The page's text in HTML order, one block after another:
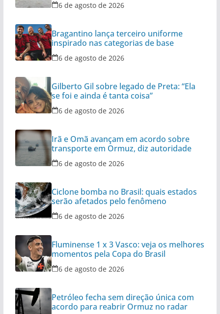
6 de agosto de 2026
Bragantino lança terceiro uniforme
inspirado nas categorias de base
6 de agosto de 2026
Gilberto Gil sobre legado de Preta: “Ela
se foi e ainda é tanta coisa”
6 de agosto de 2026
Irã e Omã avançam em acordo sobre
transporte em Ormuz, diz autoridade
6 de agosto de 2026
Ciclone bomba no Brasil: quais estados
serão afetados pelo fenômeno
6 de agosto de 2026
Fluminense 1 x 3 Vasco: veja os melhores
momentos pela Copa do Brasil
6 de agosto de 2026
Petróleo fecha sem direção única com
acordo para reabrir Ormuz no radar